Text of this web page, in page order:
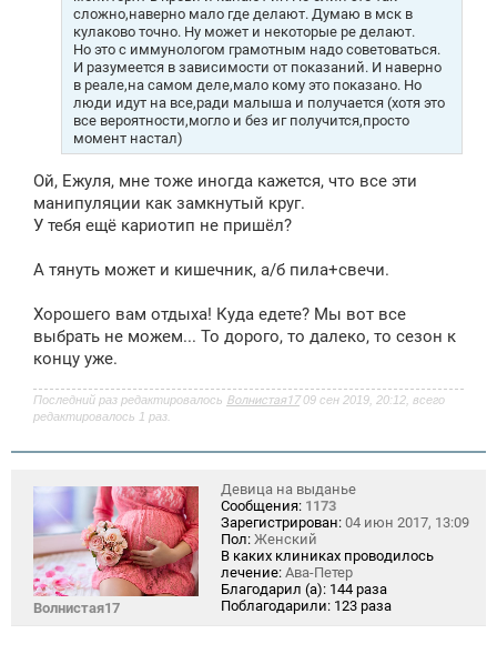
сложно,наверно мало где делают. Думаю в мск в
кулаково точно. Ну может и некоторые ре делают.
Но это с иммунологом грамотным надо советоваться.
И разумеется в зависимости от показаний. И наверно
в реале,на самом деле,мало кому это показано. Но
люди идут на все,ради малыша и получается (хотя это
все вероятности,могло и без иг получится,просто
момент настал)
Ой, Ежуля, мне тоже иногда кажется, что все эти
манипуляции как замкнутый круг.
У тебя ещё кариотип не пришёл?
А тянуть может и кишечник, а/б пила+свечи.
Хорошего вам отдыха! Куда едете? Мы вот все
выбрать не можем... То дорого, то далеко, то сезон к
концу уже.
Последний раз редактировалось Волнистая1709 сен 2019, 20:12, всего
редактировалось 1 раз.
Волнистая17
Девица на выданье
Сообщения: 1173
Зарегистрирован: 04 июн 2017, 13:09
Пол: Женский
В каких клиниках проводилось
лечение: Ава-Петер
Благодарил (а): 144 раза
Поблагодарили: 123 раза